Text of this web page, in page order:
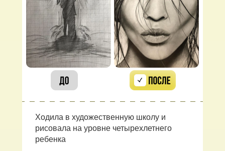
Ходила в художественную школу и
рисовала на уровне четырехлетнего
ребенка